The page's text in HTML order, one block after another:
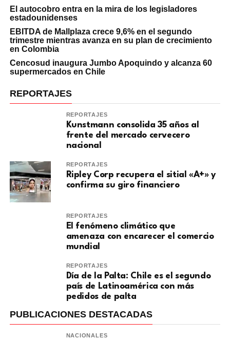
El autocobro entra en la mira de los legisladores
estadounidenses
EBITDA de Mallplaza crece 9,6% en el segundo
trimestre mientras avanza en su plan de crecimiento
en Colombia
Cencosud inaugura Jumbo Apoquindo y alcanza 60
supermercados en Chile
REPORTAJES
REPORTAJES
Kunstmann consolida 35 años al
frente del mercado cervecero
nacional
REPORTAJES
Ripley Corp recupera el sitial «A+» y
confirma su giro financiero
REPORTAJES
El fenómeno climático que
amenaza con encarecer el comercio
mundial
REPORTAJES
Día de la Palta: Chile es el segundo
país de Latinoamérica con más
pedidos de palta
PUBLICACIONES DESTACADAS
NACIONALES